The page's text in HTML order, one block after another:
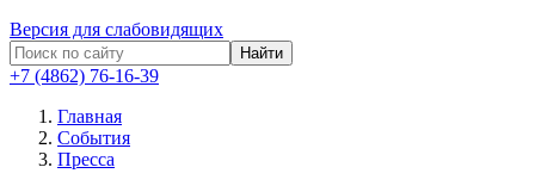
Версия для слабовидящих
Найти
+7 (4862) 76-16-39
Главная
События
Пресса